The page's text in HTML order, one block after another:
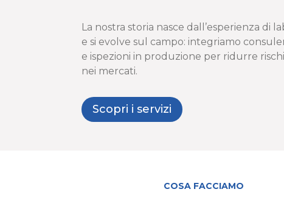
La nostra storia nasce dall’esperienza di
e si evolve sul campo: integriamo
e ispezioni in produzione per ridurre
nei mercati.
Scopri i servizi
COSA FACCIAMO